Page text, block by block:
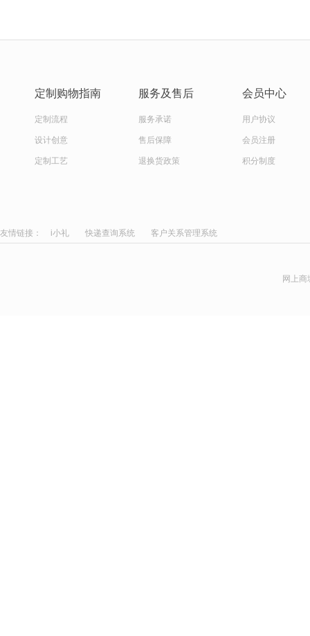
定制购物指南
定制流程
设计创意
定制工艺
服务及售后
服务承诺
售后保障
退换货政策
会员中心
用户协议
会员注册
积分制度
友情链接： i小礼 快递查询系统 客户关系管理系统
网上